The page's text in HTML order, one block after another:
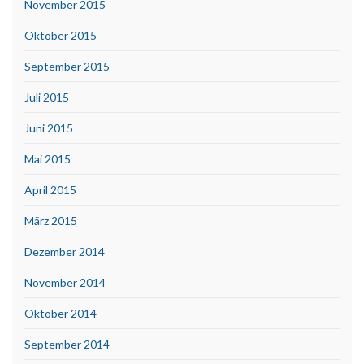
November 2015
Oktober 2015
September 2015
Juli 2015
Juni 2015
Mai 2015
April 2015
März 2015
Dezember 2014
November 2014
Oktober 2014
September 2014